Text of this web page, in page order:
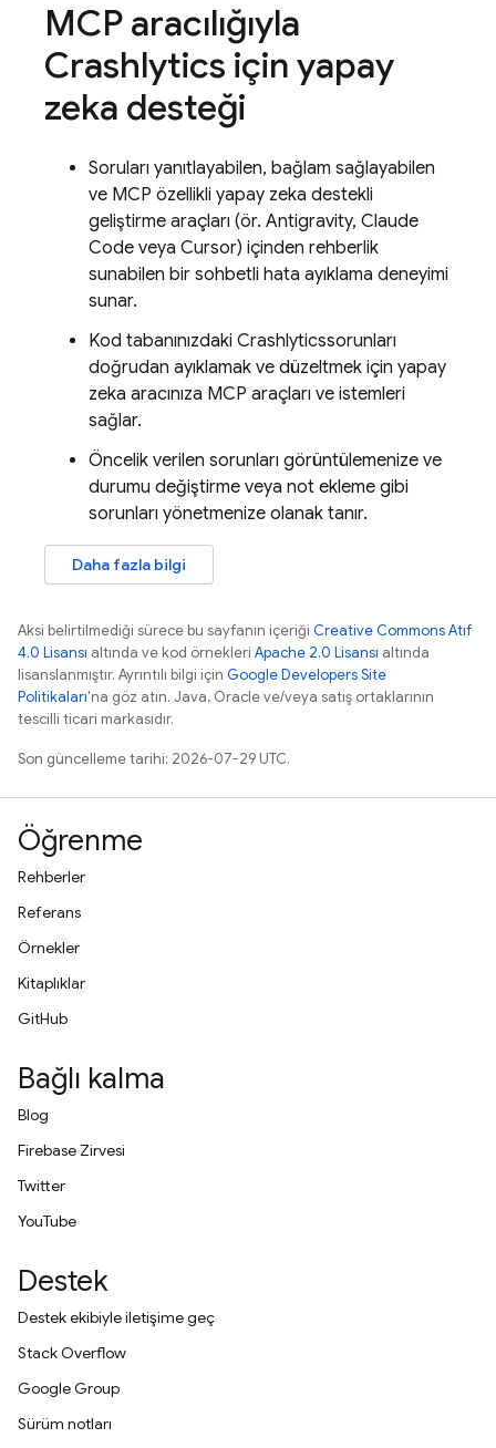
MCP aracılığıyla
Crashlytics için yapay
zeka desteği
Soruları yanıtlayabilen, bağlam sağlayabilen
ve MCP özellikli yapay zeka destekli
geliştirme araçları (ör. Antigravity, Claude
Code veya Cursor) içinden rehberlik
sunabilen bir sohbetli hata ayıklama deneyimi
sunar.
Kod tabanınızdaki Crashlyticssorunları
doğrudan ayıklamak ve düzeltmek için yapay
zeka aracınıza MCP araçları ve istemleri
sağlar.
Öncelik verilen sorunları görüntülemenize ve
durumu değiştirme veya not ekleme gibi
sorunları yönetmenize olanak tanır.
Daha fazla bilgi
Aksi belirtilmediği sürece bu sayfanın içeriği Creative Commons Atıf
4.0 Lisansı altında ve kod örnekleri Apache 2.0 Lisansı altında
lisanslanmıştır. Ayrıntılı bilgi için Google Developers Site
Politikaları'na göz atın. Java, Oracle ve/veya satış ortaklarının
tescilli ticari markasıdır.
Son güncelleme tarihi: 2026-07-29 UTC.
Öğrenme
Rehberler
Referans
Örnekler
Kitaplıklar
GitHub
Bağlı kalma
Blog
Firebase Zirvesi
Twitter
YouTube
Destek
Destek ekibiyle iletişime geç
Stack Overflow
Google Group
Sürüm notları